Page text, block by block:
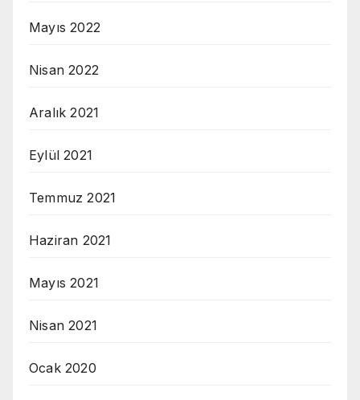
Mayıs 2022
Nisan 2022
Aralık 2021
Eylül 2021
Temmuz 2021
Haziran 2021
Mayıs 2021
Nisan 2021
Ocak 2020